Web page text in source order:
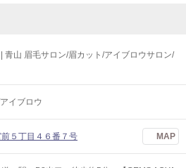
青山 眉毛サロン/眉カット/アイブロウサロン/
イブロウ
５丁目４６番７号 MAP